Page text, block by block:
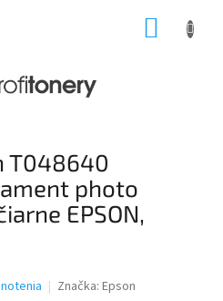
T048640
photo
EPSON,
Značka: Epson